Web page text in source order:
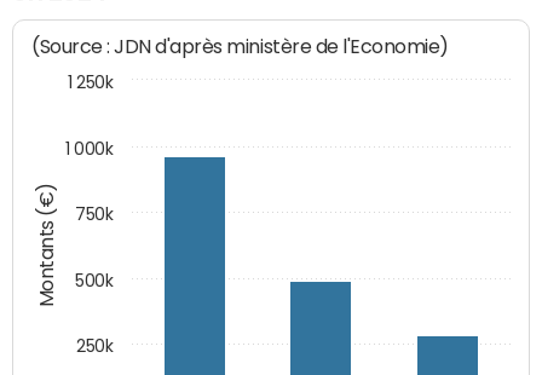
Montants (€)
(Source : JDN d'après ministère de l'Economie)
250k
500k
750k
1 000k
1 250k